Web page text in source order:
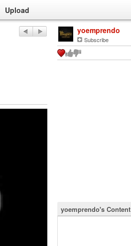
Upload
yoemprendo
Subscribe
yoemprendo's Content